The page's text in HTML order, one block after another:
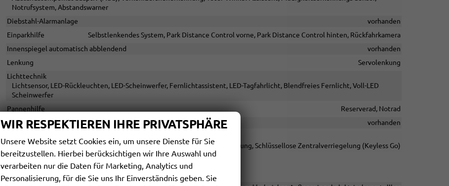
Notrufsystem, Abstandswarner
Diebstahl-Alarmanlage
vorhanden
Einparkhilfe
Selbstlenkendes System, Park Distance Control vorne, Park Distance Control hinten, Rückfahrkamera
Innenspiegel automatisch abblendend
vorhanden
Lenkung
Servolenkung
Lichttechnik
Lichtsensor, LED-Rückleuchten, LED-Scheinwerfer, Fernlichtassistent, LED-Tagfahrlicht, Blendfreies Fernlicht, Voll-LED
Scheinwerfer
Pannenhilfe
Reserverad, Notrad
Start/Stop-Automatik
vorhanden
Zentralverriegelung, Zentralverriegelung mit Funkfernbedienung, Schlüssellose Zentralverriegelung (Keyless Go)
WIR RESPEKTIEREN IHRE PRIVATSPHÄRE
Unsere Website setzt Cookies ein, um unsere Dienste für Sie
bereitzustellen. Hierbei berücksichtigen wir Ihre Auswahl und
verarbeiten nur die Daten für Marketing, Analytics und
Personalisierung, für die Sie uns Ihr Einverständnis geben. Sie